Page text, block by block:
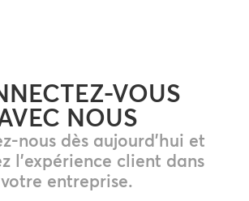
VOUS
NOUS
nous dès aujourd'hui et
l'expérience client dans
votre entreprise.